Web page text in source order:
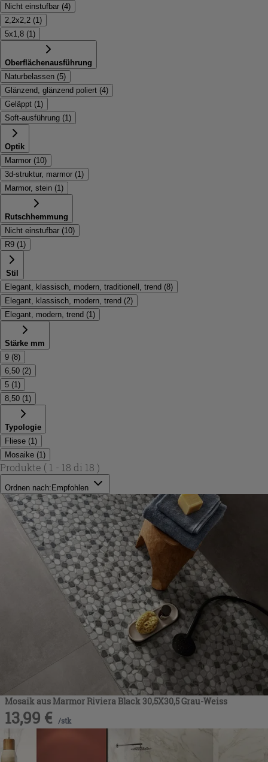
Nicht einstufbar (4)
2,2x2,2 (1 )
5x1,8 (1 )
Oberflächenausführung
Naturbelassen (5)
Glänzend, glänzend poliert (4)
Geläppt (1 )
Soft-ausführung (1 )
Optik
Marmor (10)
3d-struktur, marmor (1 )
Marmor, stein (1 )
Rutschhemmung
Nicht einstufbar (10)
R9 (1 )
Stil
Elegant, klassisch, modern, traditionell, trend (8)
Elegant, klassisch, modern, trend (2)
Elegant, modern, trend (1 )
Stärke mm
9 (8)
6,50 (2)
5 (1 )
8,50 (1 )
Typologie
Fliese (1 )
Mosaike (1 )
Produkte ( 1 - 18 di 18 )
Ordnen nach: Empfohlen
Mosaik aus Marmor Riviera Black 30,5X30,5 Grau-Weiss
13,99 € /stk